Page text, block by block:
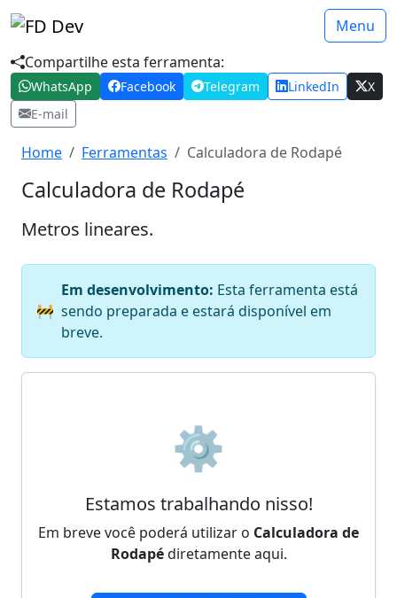
Menu
Compartilhe esta ferramenta:
WhatsApp Facebook Telegram LinkedIn
X
E-mail
Home Ferramentas Calculadora de Rodapé
Calculadora de Rodapé
Metros lineares.
🚧
Em desenvolvimento: Esta ferramenta está
sendo preparada e estará disponível em
breve.
⚙️
Estamos trabalhando nisso!
Em breve você poderá utilizar o Calculadora de
Rodapédiretamente aqui.